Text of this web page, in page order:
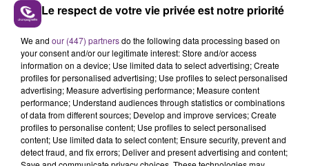
LE MAGASIN JOUÉCLUB DE REIMS FERME
SES PORTES
C'était l'une des institutions du centre-ville
rémois. Le magasin JouéClub est contraint de
fermer ses portes.
TITRES DIFFUSÉS
Le respect de votre vie privée est notre priorité
We and our (447) partnersdo the following data processing based on
your consent and/or our legitimate interest: Store and/or access
information on a device; Use limited data to select advertising; Create
profiles for personalised advertising; Use profiles to select personalised
advertising; Measure advertising performance; Measure content
performance; Understand audiences through statistics or combinations
of data from different sources; Develop and improve services; Create
profiles to personalise content; Use profiles to select personalised
content; Use limited data to select content; Ensure security, prevent and
detect fraud, and fix errors; Deliver and present advertising and content;